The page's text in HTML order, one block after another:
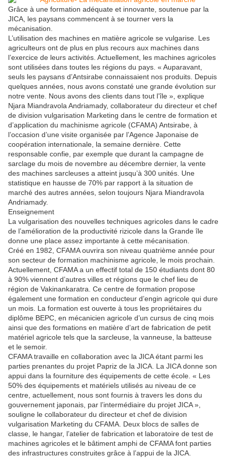
Grâce à une formation adéquate et innovante, soutenue par la
JICA, les paysans commencent à se tourner vers la
mécanisation.
L’utilisation des machines en matière agricole se vulgarise. Les
agriculteurs ont de plus en plus recours aux machines dans
l’exercice de leurs activités. Actuellement, les machines agricoles
sont utilisées dans toutes les régions du pays. « Aupa­ravant,
seuls les paysans d’Antsirabe connaissaient nos produits. Depuis
quelques années, nous avons constaté une grande évolution sur
notre vente. Nous avons des clients dans tout l’île », explique
Njara Miandravola Andria­mady, collaborateur du directeur et chef
de division vulgarisation Marketing dans le centre de formation et
d’application du machinisme agricole (CFAMA) Antsirabe, à
l’occasion d’une visite organisée par l’Agence Japonaise de
coopération internationale, la semaine dernière. Cette
responsable confie, par exemple que durant la campagne de
sarclage du mois de novembre au décembre dernier, la vente
des machines sarcleuses a atteint jusqu’à 300 unités. Une
statistique en hausse de 70% par rapport à la situation de
marché des autres années, selon toujours Njara Miandravola
Andriamady.
Enseignement
La vulgarisation des nouvelles techniques agricoles dans le cadre
de l’amélioration de la productivité rizicole dans la Grande île
donne une place assez importante à cette mécanisation.
Créé en 1982, CFAMA ouvrira son niveau quatrième année pour
son secteur de formation machinisme agricole, le mois prochain.
Actuellement, CFAMA a un effectif total de 150 étudiants dont 80
à 90% viennent d’autres villes et régions que le chef lieu de
région de Vakinankaratra. Ce centre de formation propose
également une formation en conducteur d’engin agricole qui dure
un mois. La formation est ouverte à tous les propriétaires du
diplôme BEPC, en mécanicien agricole d’un cursus de cinq mois
ainsi que des formations en matière d’art de fabrication de petit
matériel agricole tels que la sarcleuse, la vanneuse, la batteuse
et le semoir.
CFAMA travaille en collaboration avec la JICA étant parmi les
parties prenantes du projet Papriz de la JICA. La JICA donne son
appui dans la fourniture des équipements de cette école. « Les
50% des équipements et matériels utilisés au niveau de ce
centre, actuellement, nous sont fournis à travers les dons du
gouvernement japonais, par l’intermédiaire du projet JICA »,
souligne le collaborateur du directeur et chef de division
vulgarisation Marketing du CFAMA. Deux blocs de salles de
classe, le hangar, l’atelier de fabrication et laboratoire de test de
machines agricoles et le bâtiment amphi de CFAMA font parties
des infrastructures construites grâce à l’appui de la JICA.